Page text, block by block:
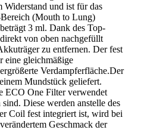
und ist für das
(Mouth to Lung)
3 ml. Dank des Top-
von oben nachgefüllt
zu entfernen. Der fest
eine gleichmäßige
Verdampferfläche.Der
Mundstück geliefert.
ECO One Filter verwendet
Diese werden anstelle des
Coil fest integriert ist, wird bei
Geschmack der